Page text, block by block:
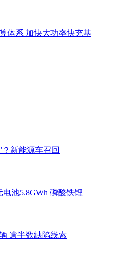
体系 加快大功率快充基
新能源车召回
池5.8GWh 磷酸铁锂
逾半数缺陷线索